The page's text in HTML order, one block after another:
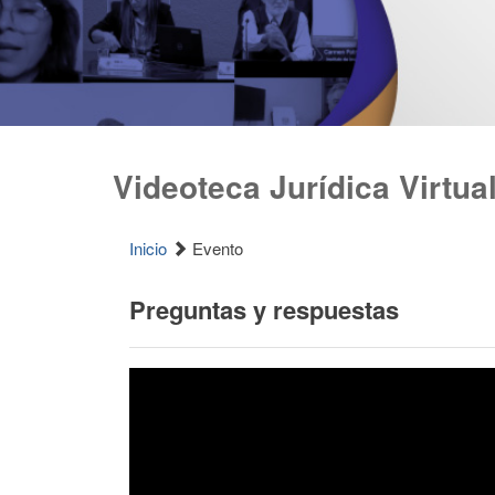
Videoteca Jurídica
Inicio Evento
Preguntas y respuestas